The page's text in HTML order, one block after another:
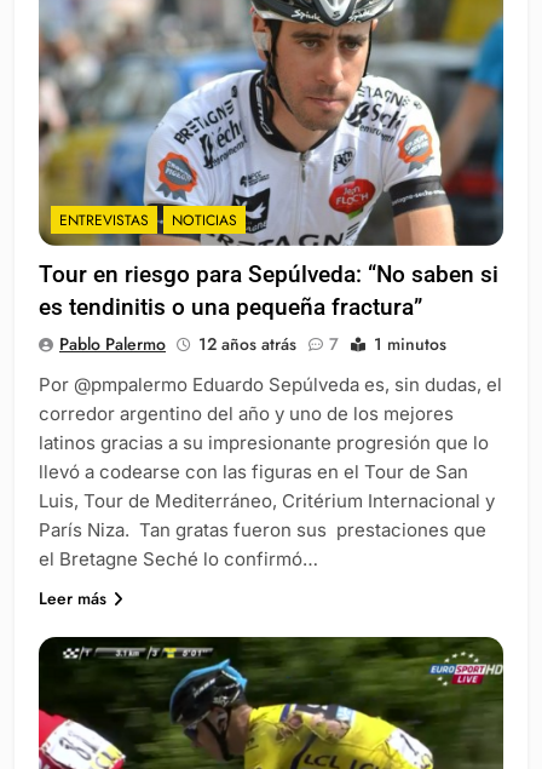
ENTREVISTAS NOTICIAS
Tour en riesgo para Sepúlveda: “No saben si
es tendinitis o una pequeña fractura”
Pablo Palermo 12 años atrás 7 1 minutos
Por @pmpalermo Eduardo Sepúlveda es, sin dudas, el
corredor argentino del año y uno de los mejores
latinos gracias a su impresionante progresión que lo
llevó a codearse con las figuras en el Tour de San
Luis, Tour de Mediterráneo, Critérium Internacional y
París Niza. Tan gratas fueron sus prestaciones que
el Bretagne Seché lo confirmó…
Leer más